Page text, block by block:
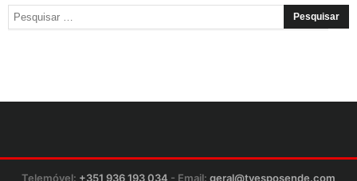
Telemóvel: +351 936 193 034 - Email: geral@tvesposende.com